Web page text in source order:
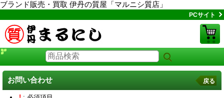
ブランド販売・買取 伊丹の質屋「マルニシ質店」
PCサイト
お問い合わせ 戻る